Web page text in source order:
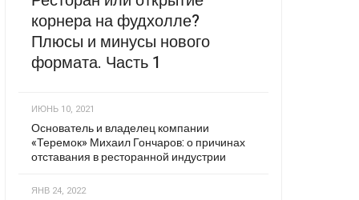
корнера на фудхолле?
Плюсы и минусы нового
формата. Часть 1
ИЮНЬ 10, 2021
Основатель и владелец компании
«Теремок» Михаил Гончаров: о причинах
отставания в ресторанной индустрии
ЯНВ 24, 2022